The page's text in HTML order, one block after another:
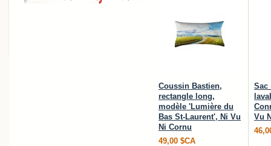
Coussin Bastien,
rectangle long,
modèle 'Lumière du
Bas St-Laurent', Ni Vu
Ni Cornu
49,00 $CA
Sac
Vu